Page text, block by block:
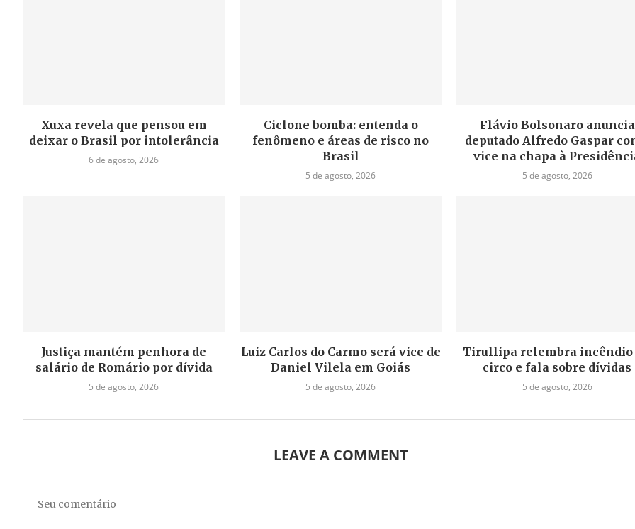
Xuxa revela que pensou em
deixar o Brasil por intolerância
6 de agosto, 2026
Ciclone bomba: entenda o
fenômeno e áreas de risco no
Brasil
5 de agosto, 2026
Flávio Bolsonaro anuncia
deputado Alfredo Gaspar
vice na chapa à
5 de agosto, 2026
Justiça mantém penhora de
salário de Romário por dívida
5 de agosto, 2026
Luiz Carlos do Carmo será vice de
Daniel Vilela em Goiás
5 de agosto, 2026
Tirullipa relembra incêndio
circo e fala sobre dívidas
5 de agosto, 2026
LEAVE A COMMENT